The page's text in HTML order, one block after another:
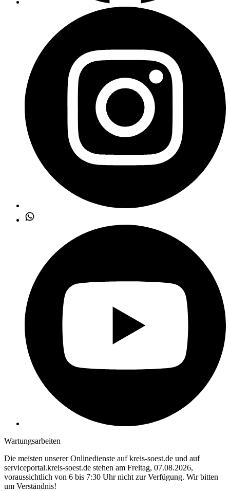
Wartungsarbeiten
Die meisten unserer Onlinedienste auf kreis-soest.de und auf
serviceportal.kreis-soest.de stehen am Freitag, 07.08.2026,
voraussichtlich von 6 bis 7:30 Uhr nicht zur Verfügung. Wir bitten
um Verständnis!